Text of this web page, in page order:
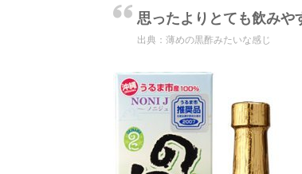
思ったよりとても飲みや
出典： 薄めの黒酢みたいな感じ